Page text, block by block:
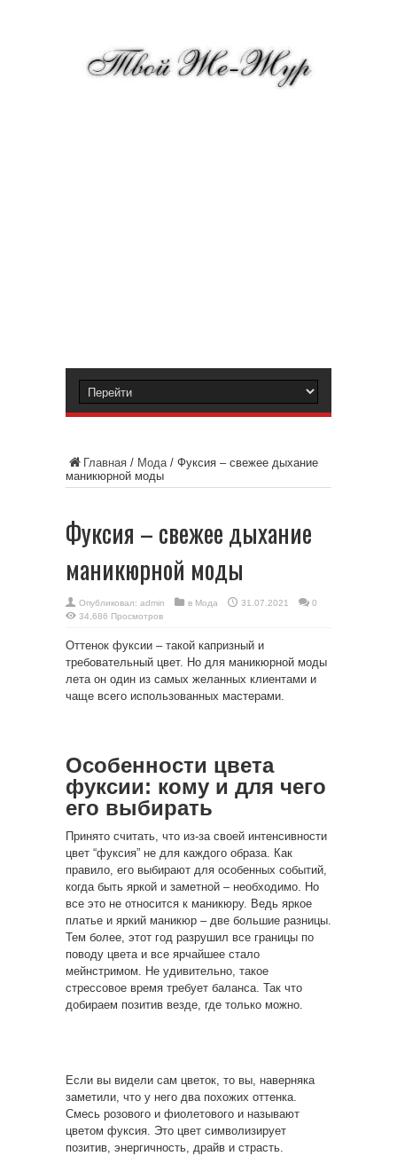
Главная / Мода/ Фуксия – свежее дыхание
маникюрной моды
Фуксия – свежее дыхание
маникюрной моды
Опубликовал: admin в Мода 31.07.2021
0
34,686 Просмотров
Оттенок фуксии – такой капризный и
требовательный цвет. Но для маникюрной моды
лета он один из самых желанных клиентами и
чаще всего использованных мастерами.
Особенности цвета
фуксии: кому и для чего
его выбирать
Принято считать, что из-за своей интенсивности
цвет “фуксия” не для каждого образа. Как
правило, его выбирают для особенных событий,
когда быть яркой и заметной – необходимо. Но
все это не относится к маникюру. Ведь яркое
платье и яркий маникюр – две большие разницы.
Тем более, этот год разрушил все границы по
поводу цвета и все ярчайшее стало
мейнстримом. Не удивительно, такое
стрессовое время требует баланса. Так что
добираем позитив везде, где только можно.
Если вы видели сам цветок, то вы, наверняка
заметили, что у него два похожих оттенка.
Смесь розового и фиолетового и называют
цветом фуксия. Это цвет символизирует
позитив, энергичность, драйв и страсть.